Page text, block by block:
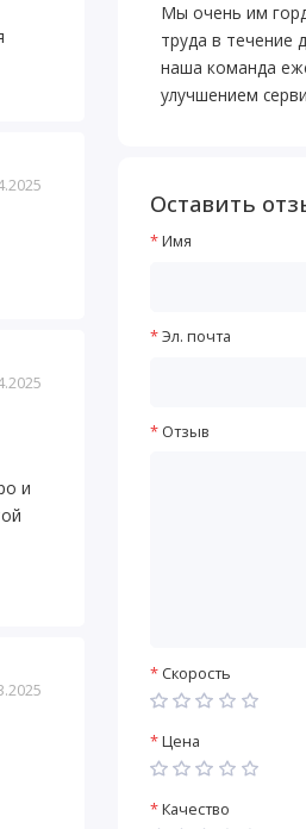
и
Мы очень им
труда в течение
наша команда
улучшением
Оставить
Имя
Эл. почта
Отзыв
Скорость
Цена
Качество